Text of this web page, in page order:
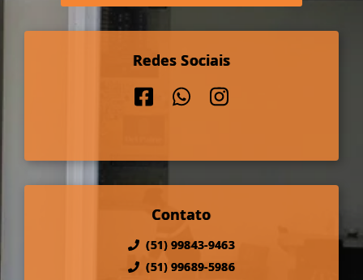
Redes Sociais
Contato
(51) 99843-9463
(51) 99689-5986